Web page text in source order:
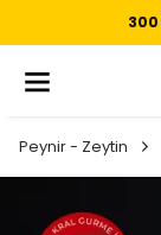
Peynir - Zeytin